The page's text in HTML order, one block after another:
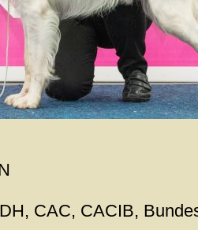
CAC, CACIB,